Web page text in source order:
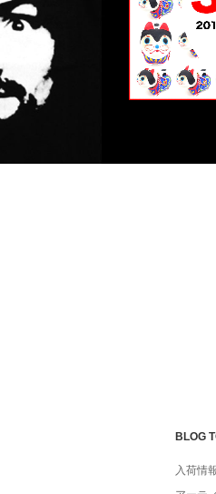
BLOG
入荷情